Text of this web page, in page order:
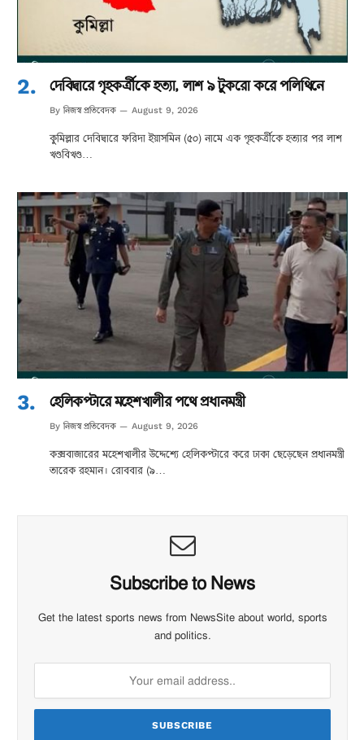
দেবিদ্বারে গৃহকর্ত্রীকে হত্যা, লাশ ৯ টুকরো করে পলিথিনে
By নিজস্ব প্রতিবেদক August 9, 2026
কুমিল্লার দেবিদ্বারে ফরিদা ইয়াসমিন (৫০) নামে এক গৃহকর্ত্রীকে হত্যার পর লাশ
খণ্ডবিখণ্ড…
হেলিকপ্টারে মহেশখালীর পথে প্রধানমন্ত্রী
By নিজস্ব প্রতিবেদক August 9, 2026
কক্সবাজারের মহেশখালীর উদ্দেশ্যে হেলিকপ্টারে করে ঢাকা ছেড়েছেন প্রধানমন্ত্রী
তারেক রহমান। রোববার (৯…
Subscribe to News
Get the latest sports news from NewsSite about world, sports
and politics.